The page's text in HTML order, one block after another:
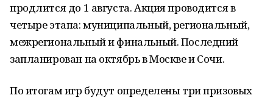
продлится до 1 августа. Акция проводится в
четыре этапа: муниципальный, региональный,
межрегиональный и финальный. Последний
запланирован на октябрь в Москве и Сочи.
По итогам игр будут определены три призовых